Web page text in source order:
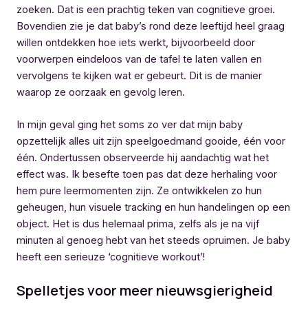
zoeken. Dat is een prachtig teken van cognitieve groei.
Bovendien zie je dat baby’s rond deze leeftijd heel graag
willen ontdekken hoe iets werkt, bijvoorbeeld door
voorwerpen eindeloos van de tafel te laten vallen en
vervolgens te kijken wat er gebeurt. Dit is de manier
waarop ze oorzaak en gevolg leren.
In mijn geval ging het soms zo ver dat mijn baby
opzettelijk alles uit zijn speelgoedmand gooide, één voor
één. Ondertussen observeerde hij aandachtig wat het
effect was. Ik besefte toen pas dat deze herhaling voor
hem pure leermomenten zijn. Ze ontwikkelen zo hun
geheugen, hun visuele tracking en hun handelingen op een
object. Het is dus helemaal prima, zelfs als je na vijf
minuten al genoeg hebt van het steeds opruimen. Je baby
heeft een serieuze ‘cognitieve workout’!
Spelletjes voor meer nieuwsgierigheid